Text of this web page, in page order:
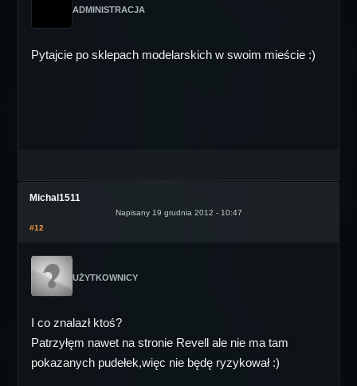
ADMINISTRACJA
Pytajcie po sklepach modelarskich w swoim mieście :)
Michal1511
Napisany 19 grudnia 2012 - 10:47
#12
UŻYTKOWNICY
I co znalazł ktoś?
Patrzyłęm nawet na stronie Revell ale nie ma tam
pokazanych pudełek,więc nie będę ryzykował :)